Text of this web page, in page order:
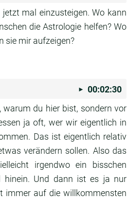
jetzt mal einzusteigen. Wo kann
die Astrologie helfen? Wo
sie mir aufzeigen?
00:02:30
warum du hier bist, sondern vor
ja oft, wer wir eigentlich in
Das ist eigentlich relativ
verändern sollen. Also das
irgendwo ein bisschen
hinein. Und dann ist es ja nur
immer auf die willkommensten